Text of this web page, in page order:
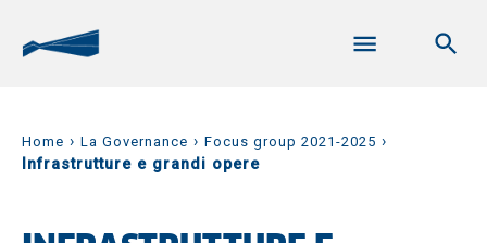
Home › La Governance › Focus group 2021-2025 ›
Infrastrutture e grandi opere